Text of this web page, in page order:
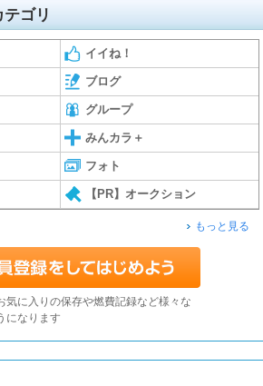
ゴリ
イイね！
ブログ
グループ
みんカラ＋
フォト
【PR】オークション
もっと見る
気に入りの保存や燃費記録など様々な
になります